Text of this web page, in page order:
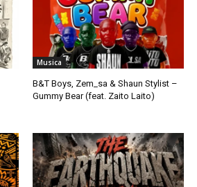
Musica
B&T Boys, Zem_sa & Shaun Stylist –
Gummy Bear (feat. Zaito Laito)